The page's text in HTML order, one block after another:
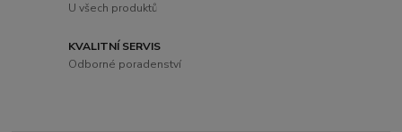
U všech produktů
KVALITNÍ SERVIS
Odborné poradenství